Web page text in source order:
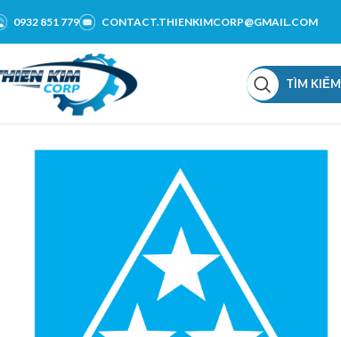
0932 851 779 CONTACT.THIENKIMCORP@GMAIL.COM
TÌM KIẾM